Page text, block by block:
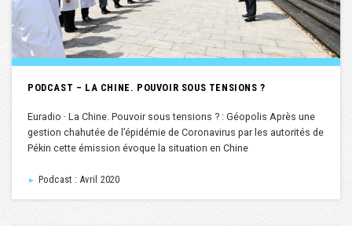
PODCAST – LA CHINE. POUVOIR SOUS TENSIONS ?
Euradio · La Chine. Pouvoir sous tensions ? : Géopolis Après une
gestion chahutée de l’épidémie de Coronavirus par les autorités de
Pékin cette émission évoque la situation en Chine
► Podcast : Avril 2020